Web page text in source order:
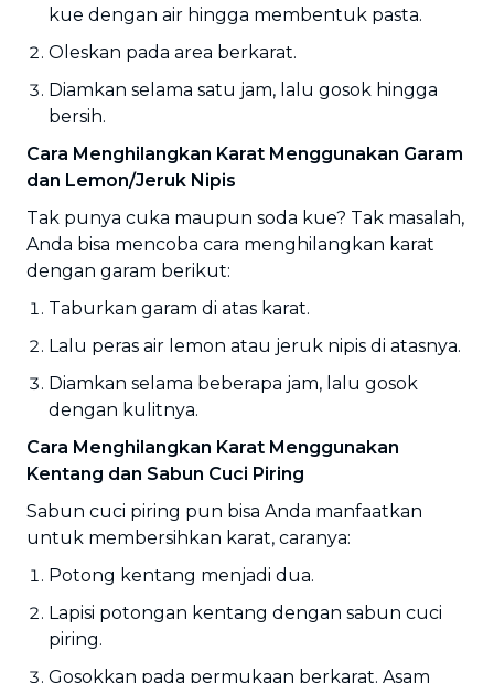
kue dengan air hingga membentuk pasta.
Oleskan pada area berkarat.
Diamkan selama satu jam, lalu gosok hingga
bersih.
Cara Menghilangkan Karat Menggunakan Garam
dan Lemon/Jeruk Nipis
Tak punya cuka maupun soda kue? Tak masalah,
Anda bisa mencoba cara menghilangkan karat
dengan garam berikut:
Taburkan garam di atas karat.
Lalu peras air lemon atau jeruk nipis di atasnya.
Diamkan selama beberapa jam, lalu gosok
dengan kulitnya.
Cara Menghilangkan Karat Menggunakan
Kentang dan Sabun Cuci Piring
Sabun cuci piring pun bisa Anda manfaatkan
untuk membersihkan karat, caranya:
Potong kentang menjadi dua.
Lapisi potongan kentang dengan sabun cuci
piring.
Gosokkan pada permukaan berkarat. Asam